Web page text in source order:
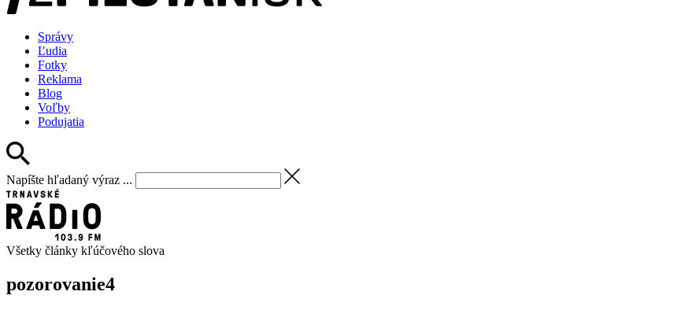
Správy
Ľudia
Fotky
Reklama
Blog
Voľby
Podujatia
Napíšte hľadaný výraz ...
Všetky články kľúčového slova
pozorovanie4